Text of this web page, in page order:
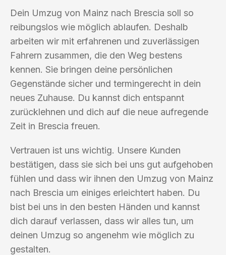
Dein Umzug von Mainz nach Brescia soll so
reibungslos wie möglich ablaufen. Deshalb
arbeiten wir mit erfahrenen und zuverlässigen
Fahrern zusammen, die den Weg bestens
kennen. Sie bringen deine persönlichen
Gegenstände sicher und termingerecht in dein
neues Zuhause. Du kannst dich entspannt
zurücklehnen und dich auf die neue aufregende
Zeit in Brescia freuen.
Vertrauen ist uns wichtig. Unsere Kunden
bestätigen, dass sie sich bei uns gut aufgehoben
fühlen und dass wir ihnen den Umzug von Mainz
nach Brescia um einiges erleichtert haben. Du
bist bei uns in den besten Händen und kannst
dich darauf verlassen, dass wir alles tun, um
deinen Umzug so angenehm wie möglich zu
gestalten.